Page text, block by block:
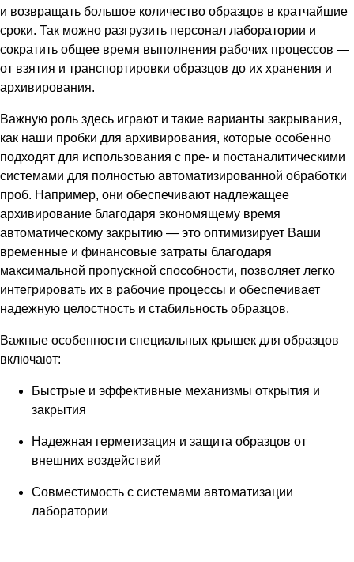
и возвращать большое количество образцов в кратчайшие
сроки. Так можно разгрузить персонал лаборатории и
сократить общее время выполнения рабочих процессов —
от взятия и транспортировки образцов до их хранения и
архивирования.
Важную роль здесь играют и такие варианты закрывания,
как наши пробки для архивирования, которые особенно
подходят для использования с пре- и постаналитическими
системами для полностью автоматизированной обработки
проб. Например, они обеспечивают надлежащее
архивирование благодаря экономящему время
автоматическому закрытию — это оптимизирует Ваши
временные и финансовые затраты благодаря
максимальной пропускной способности, позволяет легко
интегрировать их в рабочие процессы и обеспечивает
надежную целостность и стабильность образцов.
Важные особенности специальных крышек для образцов
включают:
Быстрые и эффективные механизмы открытия и
закрытия
Надежная герметизация и защита образцов от
внешних воздействий
Совместимость с системами автоматизации
лаборатории